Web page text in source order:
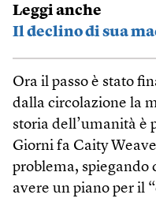
Leggi anche
Il declino di sua
Ora il passo è stato
dalla circolazione la
storia dell’umanità è
Giorni fa Caity
problema, spiegando
avere un piano per il